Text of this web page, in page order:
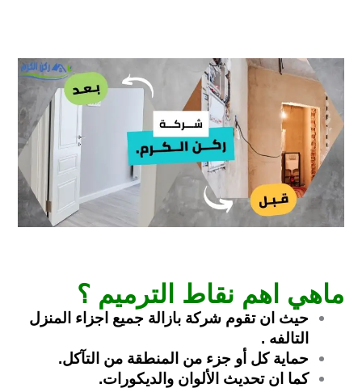
ماهي اهم نقاط الترميم ؟
حيث ان تقوم شركة بازالة جميع اجزاء المنزل
التالفه .
حماية كل أو جزء من المنطقة من التآكل.
كما ان تحديث الألوان والديكورات.